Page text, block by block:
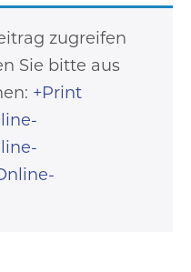
zugreifen
Sie bitte aus
+Print